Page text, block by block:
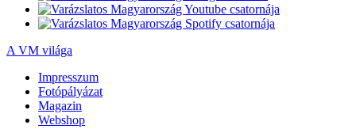
A VM világa
Impresszum
Fotópályázat
Magazin
Webshop